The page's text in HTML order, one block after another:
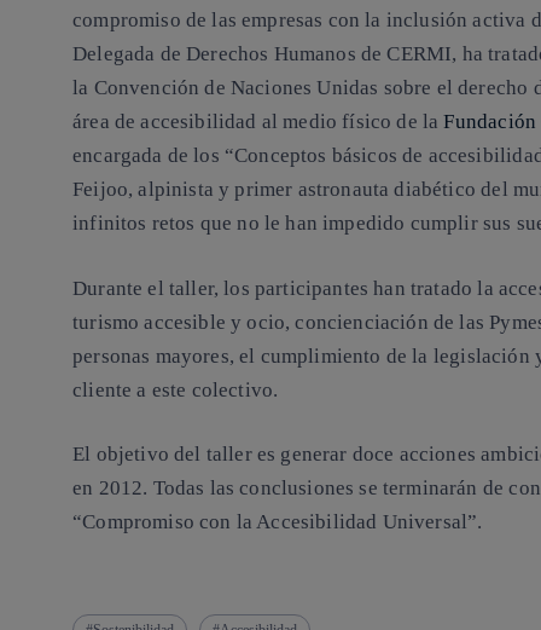
compromiso de las empresas con la inclusión activa
Delegada de Derechos Humanos de CERMI, ha
la Convención de Naciones Unidas sobre el derecho
área de accesibilidad al medio físico de laFundación
encargada de los “Conceptos básicos de
Feijoo, alpinista y primer astronauta diabético del
infinitos retos que no le han impedido cumplir sus
Durante el taller, los participantes han tratado la
turismo accesible y ocio, concienciación de las
personas mayores, el cumplimiento de la legislación
cliente a este colectivo.
El objetivo del taller es generar doce acciones
en 2012. Todas las conclusiones se terminarán de
“Compromiso con la Accesibilidad Universal”.